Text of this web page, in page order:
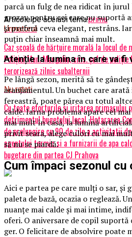
Articole pe aceiasi tema:prima
Urmatorul
Caz școală de hărțuire morală la locul de
Poliției Mun. Mangalia, cms. șef de poliție
terorizează zilnic subalternii
Nu ratati
Cu toate eforturile si iritarea primarului
detrimentul bugetului local, Hotararea
de prelungire cu 90 de zile a activitatii
agentului termic si a furnizarii de apa
bugetare din partea CJ Prahova
parcă un fulg de nea ridicat în jurul
grozav pentru cei care nu suportă
și preferă ceva elegant, restrâns.
puțin chiar înseamnă mai mult.
Atenție la lumina în care va fi
Pe lângă sezon, merită să te
aranjamentul. Un buchet care
fereastră, poate părea cu totul
calde. Iarna problema apare cel
mai mult în casă, la lumină
privit seara, alege culori cu mai
să nu se piardă.
Cum împaci sezonul cu
Aici e partea pe care mulți o sar, și
paleta de bază, ocazia o reglează.
nuanțe mai calde și mai intime,
oferi. O aniversare de copil suportă
ger. O felicitare de absolvire poate